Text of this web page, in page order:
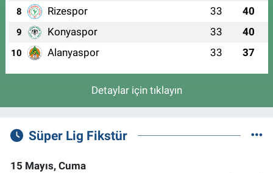
8 Rizespor 33 40
9 Konyaspor 33 40
10 Alanyaspor 33 37
Detaylar için tıklayın
Süper Lig Fikstür
15 Mayıs, Cuma